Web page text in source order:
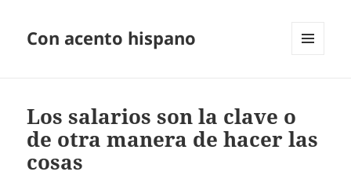
Con acento hispano
Los salarios son la clave o
de otra manera de hacer las
cosas